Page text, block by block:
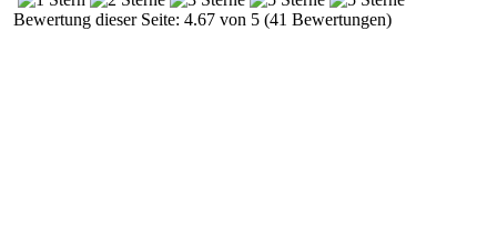
Bewertung dieser Seite: 4.67 von 5 (41 Bewertungen)